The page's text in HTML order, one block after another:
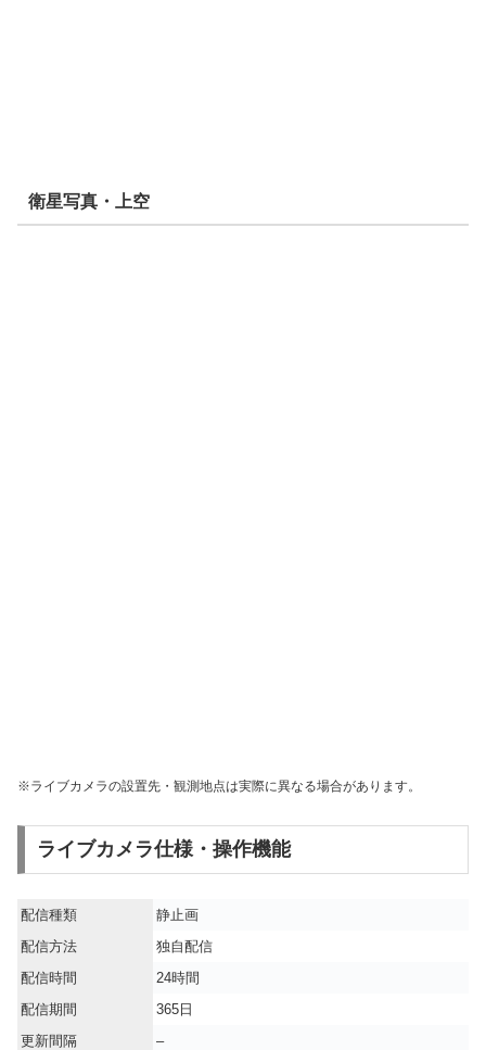
衛星写真・上空
※ライブカメラの設置先・観測地点は実際に異なる場合があります。
ライブカメラ仕様・操作機能
配信種類
静止画
配信方法
独自配信
配信時間
24時間
配信期間
365日
更新間隔
–